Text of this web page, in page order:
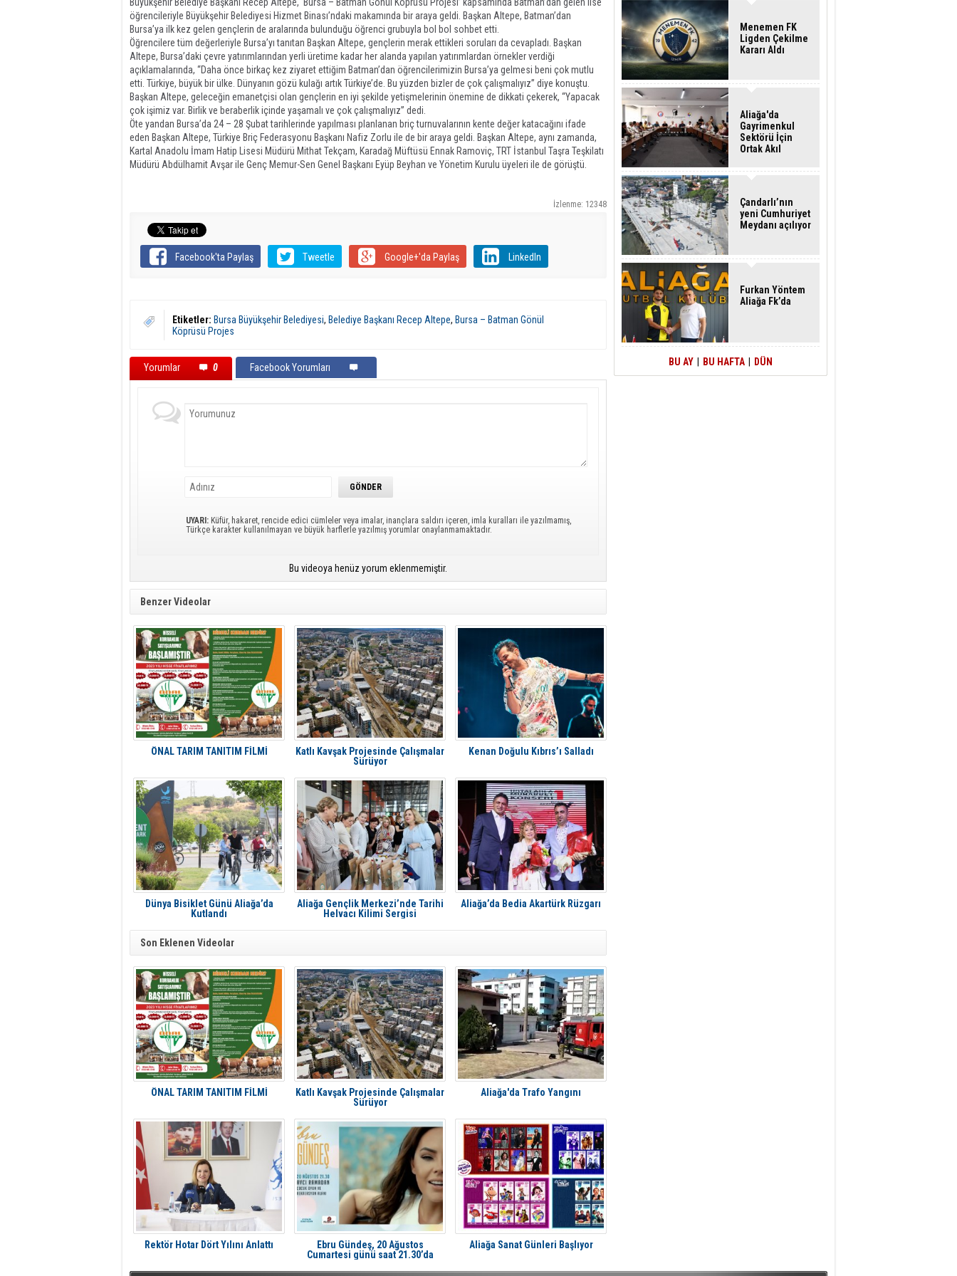
öğrencileriyle Büyükşehir Belediyesi Hizmet Binası’ndaki makamında bir araya geldi. Başkan Altepe, Batman’dan
Bursa’ya ilk kez gelen gençlerin de aralarında bulunduğu öğrenci grubuyla bol bol sohbet etti.
Öğrencilere tüm değerleriyle Bursa’yı tanıtan Başkan Altepe, gençlerin merak ettikleri soruları da cevapladı. Başkan
Altepe, Bursa’daki çevre yatırımlarından yerli üretime kadar her alanda yapılan yatırımlardan örnekler verdiği
açıklamalarında, “Daha önce birkaç kez ziyaret ettiğim Batman’dan öğrencilerimizin Bursa’ya gelmesi beni çok mutlu
etti. Türkiye, büyük bir ülke. Dünyanın gözü kulağı artık Türkiye’de. Bu yüzden bizler de çok çalışmalıyız” diye konuştu.
Başkan Altepe, geleceğin emanetçisi olan gençlerin en iyi şekilde yetişmelerinin önemine de dikkati çekerek, “Yapacak
çok işimiz var. Birlik ve beraberlik içinde yaşamalı ve çok çalışmalıyız” dedi.
Öte yandan Bursa’da 24 – 28 Şubat tarihlerinde yapılması planlanan briç turnuvalarının kente değer katacağını ifade
eden Başkan Altepe, Türkiye Briç Federasyonu Başkanı Nafiz Zorlu ile de bir araya geldi. Başkan Altepe, aynı zamanda,
Kartal Anadolu İmam Hatip Lisesi Müdürü Mithat Tekçam, Karadağ Müftüsü Ennak Ramoviç, TRT İstanbul Taşra Teşkilatı
Müdürü Abdülhamit Avşar ile Genç Memur-Sen Genel Başkanı Eyüp Beyhan ve Yönetim Kurulu üyeleri ile de görüştü.
İzlenme: 12348
Facebook'ta Paylaş Tweetle Google+'da Paylaş LinkedIn
Etiketler: Bursa Büyükşehir Belediyesi, Belediye Başkanı Recep Altepe, Bursa – Batman Gönül
Köprüsü Projes
Yorumlar 0 Facebook Yorumları
UYARI: Küfür, hakaret, rencide edici cümleler veya imalar, inançlara saldırı içeren, imla kuralları ile yazılmamış,
Türkçe karakter kullanılmayan ve büyük harflerle yazılmış yorumlar onaylanmamaktadır.
Bu videoya henüz yorum eklenmemiştir.
Benzer Videolar
ÖNAL TARIM TANITIM FİLMİ
Katlı Kavşak Projesinde Çalışmalar
Sürüyor
Kenan Doğulu Kıbrıs’ı Salladı
Dünya Bisiklet Günü Aliağa’da
Kutlandı
Aliağa Gençlik Merkezi’nde Tarihi
Helvacı Kilimi Sergisi
Aliağa’da Bedia Akartürk Rüzgarı
Son Eklenen Videolar
ÖNAL TARIM TANITIM FİLMİ
Katlı Kavşak Projesinde Çalışmalar
Sürüyor
Aliağa'da Trafo Yangını
Rektör Hotar Dört Yılını Anlattı
Ebru Gündeş, 20 Ağustos
Cumartesi günü saat 21.30’da
Aliağa Sanat Günleri Başlıyor
Menemen FK
Ligden Çekilme
Kararı Aldı
Aliağa'da
Gayrimenkul
Sektörü İçin
Ortak Akıl
Çandarlı’nın
yeni Cumhuriyet
Meydanı açılıyor
Furkan Yöntem
Aliağa Fk’da
BU AY BU HAFTA DÜN